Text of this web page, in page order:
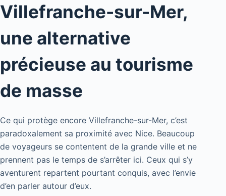
Villefranche-sur-Mer,
une alternative
précieuse au tourisme
de masse
Ce qui protège encore Villefranche-sur-Mer, c’est
paradoxalement sa proximité avec Nice. Beaucoup
de voyageurs se contentent de la grande ville et ne
prennent pas le temps de s’arrêter ici. Ceux qui s’y
aventurent repartent pourtant conquis, avec l’envie
d’en parler autour d’eux.